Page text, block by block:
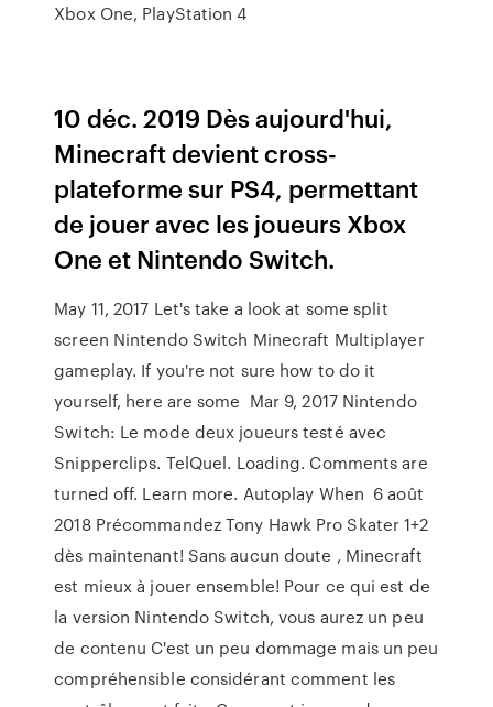
Xbox One, PlayStation 4
10 déc. 2019 Dès aujourd'hui,
Minecraft devient cross-
plateforme sur PS4, permettant
de jouer avec les joueurs Xbox
One et Nintendo Switch.
May 11, 2017 Let's take a look at some split
screen Nintendo Switch Minecraft Multiplayer
gameplay. If you're not sure how to do it
yourself, here are some Mar 9, 2017 Nintendo
Switch: Le mode deux joueurs testé avec
Snipperclips. TelQuel. Loading. Comments are
turned off. Learn more. Autoplay When 6 août
2018 Précommandez Tony Hawk Pro Skater 1+2
dès maintenant! Sans aucun doute , Minecraft
est mieux à jouer ensemble! Pour ce qui est de
la version Nintendo Switch, vous aurez un peu
de contenu C'est un peu dommage mais un peu
compréhensible considérant comment les